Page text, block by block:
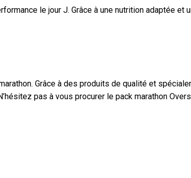
le jour J. Grâce à une nutrition adaptée et
Grâce à des produits de qualité et
pas à vous procurer le pack marathon